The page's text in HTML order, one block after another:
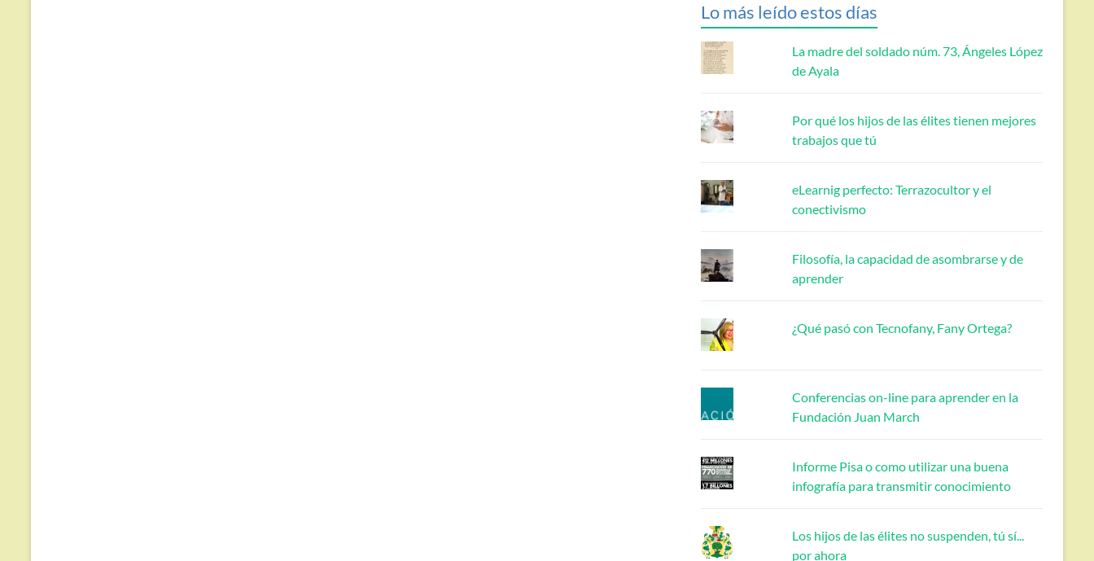
Lo más leído estos días
La madre del soldado núm. 73, Ángeles López
de Ayala
Por qué los hijos de las élites tienen mejores
trabajos que tú
eLearnig perfecto: Terrazocultor y el
conectivismo
Filosofía, la capacidad de asombrarse y de
aprender
¿Qué pasó con Tecnofany, Fany Ortega?
Conferencias on-line para aprender en la
Fundación Juan March
Informe Pisa o como utilizar una buena
infografía para transmitir conocimiento
Los hijos de las élites no suspenden, tú sí...
por ahora